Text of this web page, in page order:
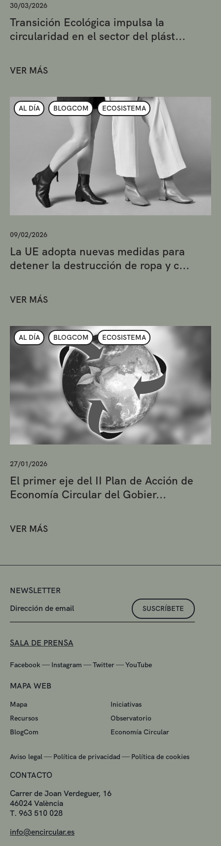
30/03/2026
Transición Ecológica impulsa la
circularidad en el sector del plást...
VER MÁS
AL DÍA BLOGCOM ECOSISTEMA
09/02/2026
La UE adopta nuevas medidas para
detener la destrucción de ropa y c...
VER MÁS
AL DÍA BLOGCOM ECOSISTEMA
27/01/2026
El primer eje del II Plan de Acción de
Economía Circular del Gobier...
VER MÁS
NEWSLETTER
SUSCRÍBETE
SALA DE PRENSA
Facebook — Instagram —Twitter—YouTube
MAPA WEB
Mapa
Iniciativas
Recursos
Observatorio
BlogCom
Economía Circular
Aviso legal — Política de privacidad — Política de cookies
CONTACTO
Carrer de Joan Verdeguer, 16
46024 València
T. 963 510 028
info@encircular.es